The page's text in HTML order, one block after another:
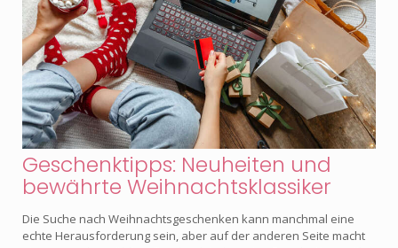
Geschenktipps: Neuheiten und
bewährte Weihnachtsklassiker
Die Suche nach Weihnachtsgeschenken kann manchmal eine
echte Herausforderung sein, aber auf der anderen Seite macht